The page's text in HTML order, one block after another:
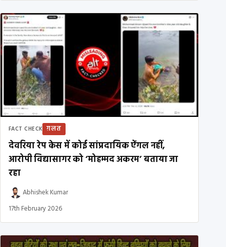
FACT CHECK ग़लत
देवरिया रेप केस में कोई सांप्रदायिक ऐंगल नहीं,
आरोपी विद्यासागर को ‘मोहम्मद अकरम’ बताया जा
रहा
Abhishek Kumar
17th February 2026